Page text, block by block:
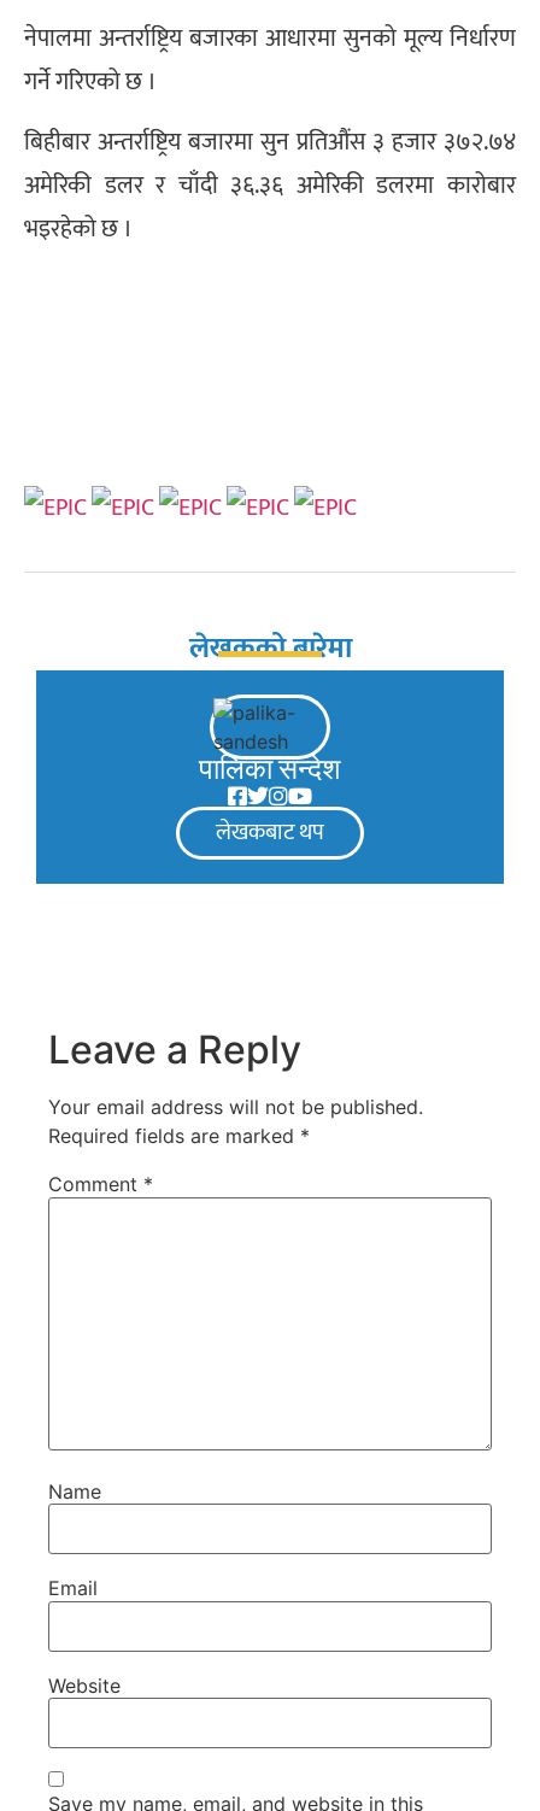
नेपालमा अन्तर्राष्ट्रिय बजारका आधारमा सुनको मूल्य निर्धारण
गर्ने गरिएको छ ।
बिहीबार अन्तर्राष्ट्रिय बजारमा सुन प्रतिऔंस ३ हजार ३७२.७४
अमेरिकी डलर र चाँदी ३६.३६ अमेरिकी डलरमा कारोबार
भइरहेको छ ।
लेखकको बारेमा
पालिका सन्देश
लेखकबाट थप
Leave a Reply
Your email address will not be published.
Required fields are marked *
Comment *
Name
Email
Website
Save my name, email, and website in this